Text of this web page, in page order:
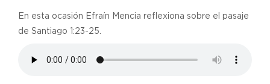
En esta ocasión Efraín Mencia reflexiona sobre el pasaje
de Santiago 1:23-25.